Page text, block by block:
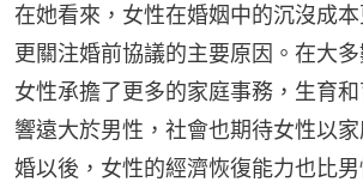
在她看來，女性在婚姻中的沉沒成
更關注婚前協議的主要原因。在大多
女性承擔了更多的家庭事務，生育
響遠大於男性，社會也期待女性以
婚以後，女性的經濟恢復能力也比男